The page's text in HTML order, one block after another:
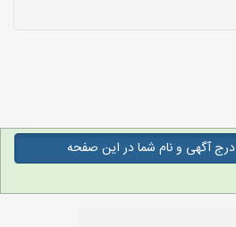
درج آگهی و نام شما در این صفحه